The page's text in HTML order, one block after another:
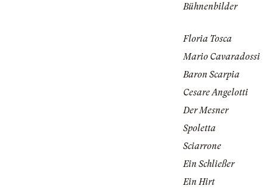
Bühnenbilder
Floria Tosca
Mario Cavaradossi
Baron Scarpia
Cesare Angelotti
Der Mesner
Spoletta
Sciarrone
Ein Schließer
Ein Hirt